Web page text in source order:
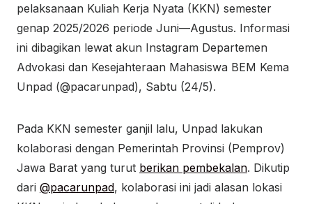
pelaksanaan Kuliah Kerja Nyata (KKN) semester
genap 2025/2026 periode Juni—Agustus. Informasi
ini dibagikan lewat akun Instagram Departemen
Advokasi dan Kesejahteraan Mahasiswa BEM Kema
Unpad (@pacarunpad), Sabtu (24/5).
Pada KKN semester ganjil lalu, Unpad lakukan
kolaborasi dengan Pemerintah Provinsi (Pemprov)
Jawa Barat yang turut berikan pembekalan. Dikutip
dari @pacarunpad, kolaborasi ini jadi alasan lokasi